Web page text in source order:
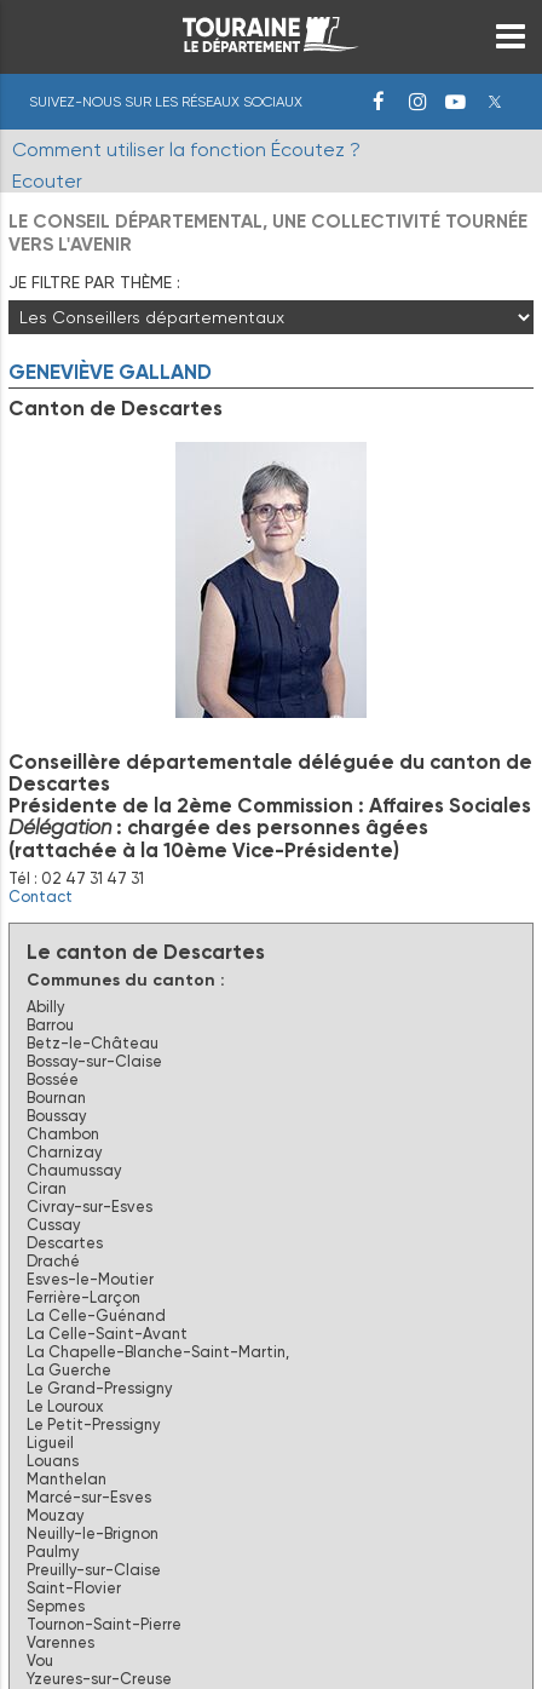
SUIVEZ-NOUS SUR LES RÉSEAUX SOCIAUX
Comment utiliser la fonction Écoutez ?
Ecouter
LE CONSEIL DÉPARTEMENTAL, UNE COLLECTIVITÉ TOURNÉE
VERS L'AVENIR
JE FILTRE PAR THÈME :
GENEVIÈVE GALLAND
Canton de Descartes
Conseillère départementale déléguée du canton de
Descartes
Présidente de la 2ème Commission : Affaires Sociales
Délégation: chargée des personnes âgées
(rattachée à la 10ème Vice-Présidente)
Tél : 02 47 31 47 31
Contact
Le canton de Descartes
Communes du canton :
Abilly
Barrou
Betz-le-Château
Bossay-sur-Claise
Bossée
Bournan
Boussay
Chambon
Charnizay
Chaumussay
Ciran
Civray-sur-Esves
Cussay
Descartes
Draché
Esves-le-Moutier
Ferrière-Larçon
La Celle-Guénand
La Celle-Saint-Avant
La Chapelle-Blanche-Saint-Martin,
La Guerche
Le Grand-Pressigny
Le Louroux
Le Petit-Pressigny
Ligueil
Louans
Manthelan
Marcé-sur-Esves
Mouzay
Neuilly-le-Brignon
Paulmy
Preuilly-sur-Claise
Saint-Flovier
Sepmes
Tournon-Saint-Pierre
Varennes
Vou
Yzeures-sur-Creuse